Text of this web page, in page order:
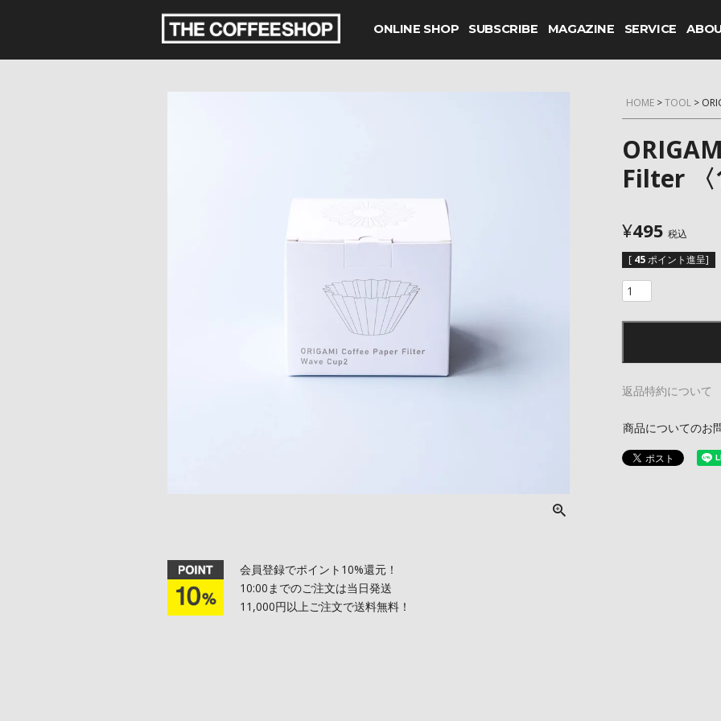
ONLINE SHOP SUBSCRIBE MAGAZINE SERVICE
HOME TOOL
Filter 〈
¥495 税込
[ 45ポイント進呈]
返品特約について
商品についてのお
会員登録でポイント10%還元！
10:00までのご注文は当日発送
11,000円以上ご注文で送料無料！